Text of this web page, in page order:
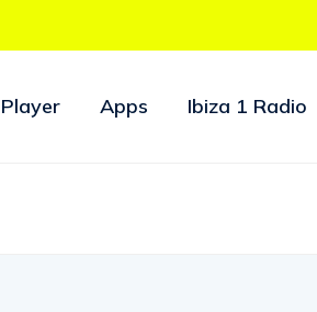
Player Apps Ibiza 1 Radio